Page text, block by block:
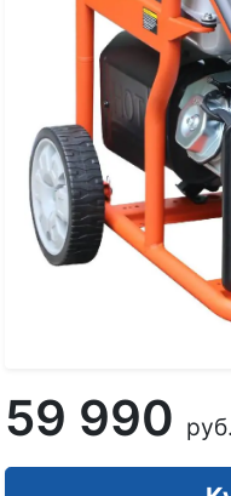
59 990 руб.